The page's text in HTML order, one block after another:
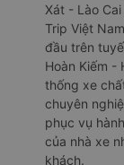
Xát - Lào
Trip Việt
đầu trên
Hoàn Kiếm -
thống xe
chuyên
phục vụ
của nhà xe
khách.